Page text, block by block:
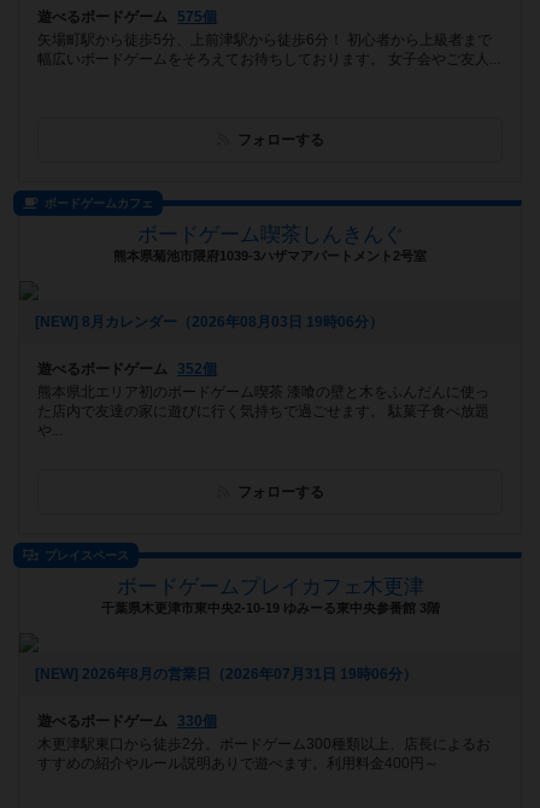
遊べるボードゲーム
575個
矢場町駅から徒歩5分、上前津駅から徒歩6分！ 初心者から上級者まで
幅広いボードゲームをそろえてお待ちしております。 女子会やご友人...
フォローする
ボードゲームカフェ
ボードゲーム喫茶しんきんぐ
熊本県菊池市隈府1039-3ハザマアパートメント2号室
[NEW] 8月カレンダー（2026年08月03日 19時06分）
遊べるボードゲーム
352個
熊本県北エリア初のボードゲーム喫茶 漆喰の壁と木をふんだんに使っ
た店内で友達の家に遊びに行く気持ちで過ごせます。 駄菓子食べ放題
や...
フォローする
プレイスペース
ボードゲームプレイカフェ木更津
千葉県木更津市東中央2-10-19 ゆみーる東中央参番館 3階
[NEW] 2026年8月の営業日（2026年07月31日 19時06分）
遊べるボードゲーム
330個
木更津駅東口から徒歩2分。ボードゲーム300種類以上、店長によるお
すすめの紹介やルール説明ありで遊べます。利用料金400円～